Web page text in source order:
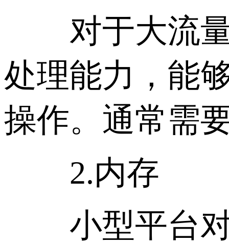
对于大流量
处理能力，能
操作。通常需
2.内存
小型平台对